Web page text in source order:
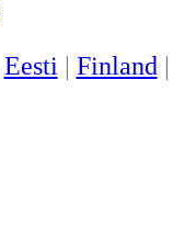
Eesti | Finland |